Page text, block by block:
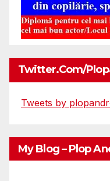
Twitter.com/
Tweets by
My Blog – Plop